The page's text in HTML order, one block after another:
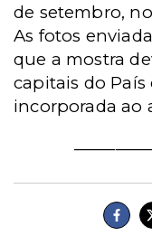
de setembro,
As fotos
que a mostra
capitais do País
incorporada ao